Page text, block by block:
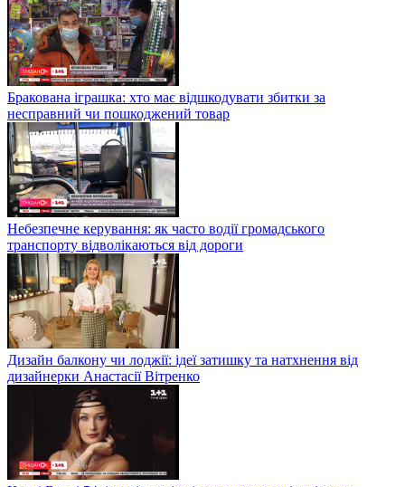
Бракована іграшка: хто має відшкодувати збитки за
несправний чи пошкоджений товар
Небезпечне керування: як часто водії громадського
транспорту відволікаються від дороги
Дизайн балкону чи лоджії: ідеї затишку та натхнення від
дизайнерки Анастасії Вітренко